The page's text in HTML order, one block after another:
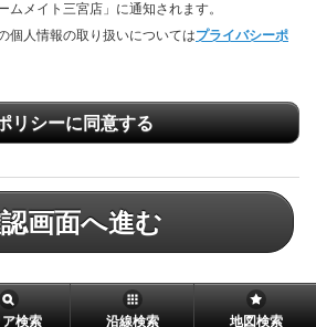
ムメイト三宮店」に通知されます。
個人情報の取り扱いについてはプライバシーポ
リシーに同意する
画面へ進む
検索 沿線検索 地図検索